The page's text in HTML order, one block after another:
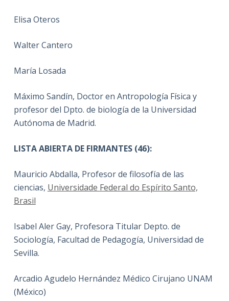
Elisa Oteros
Walter Cantero
María Losada
Máximo Sandín, Doctor en Antropología Física y
profesor del Dpto. de biología de la Universidad
Autónoma de Madrid.
LISTA ABIERTA DE FIRMANTES (46):
Mauricio Abdalla, Profesor de filosofía de las
ciencias, Universidade Federal do Espírito Santo,
Brasil
Isabel Aler Gay, Profesora Titular Depto. de
Sociología, Facultad de Pedagogía, Universidad de
Sevilla.
Arcadio Agudelo Hernández Médico Cirujano UNAM
(México)